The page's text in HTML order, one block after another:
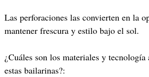
Las perforaciones las convierten en la
mantener frescura y estilo bajo el sol.
¿Cuáles son los materiales y
estas bailarinas?: